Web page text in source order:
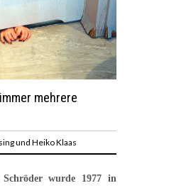
mehrere
und Heiko Klaas
wurde 1977 in